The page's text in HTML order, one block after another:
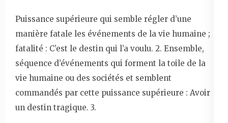
Puissance supérieure qui semble régler d’une
manière fatale les événements de la vie humaine ;
fatalité : C’est le destin qui l’a voulu. 2. Ensemble,
séquence d’événements qui forment la toile de la
vie humaine ou des sociétés et semblent
commandés par cette puissance supérieure : Avoir
un destin tragique. 3.